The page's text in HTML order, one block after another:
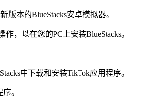
版本的BlueStacks安卓模拟器。
，以在您的PC上安装BlueStacks。
中下载和安装TikTok应用程序。
。